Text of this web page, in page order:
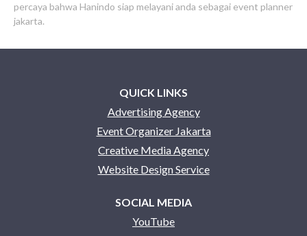
percaya bahwa Hanindo siap melayani anda sebagai event planner
jakarta.
QUICK LINKS
Advertising Agency
Event Organizer Jakarta
Creative Media Agency
Website Design Service
SOCIAL MEDIA
YouTube